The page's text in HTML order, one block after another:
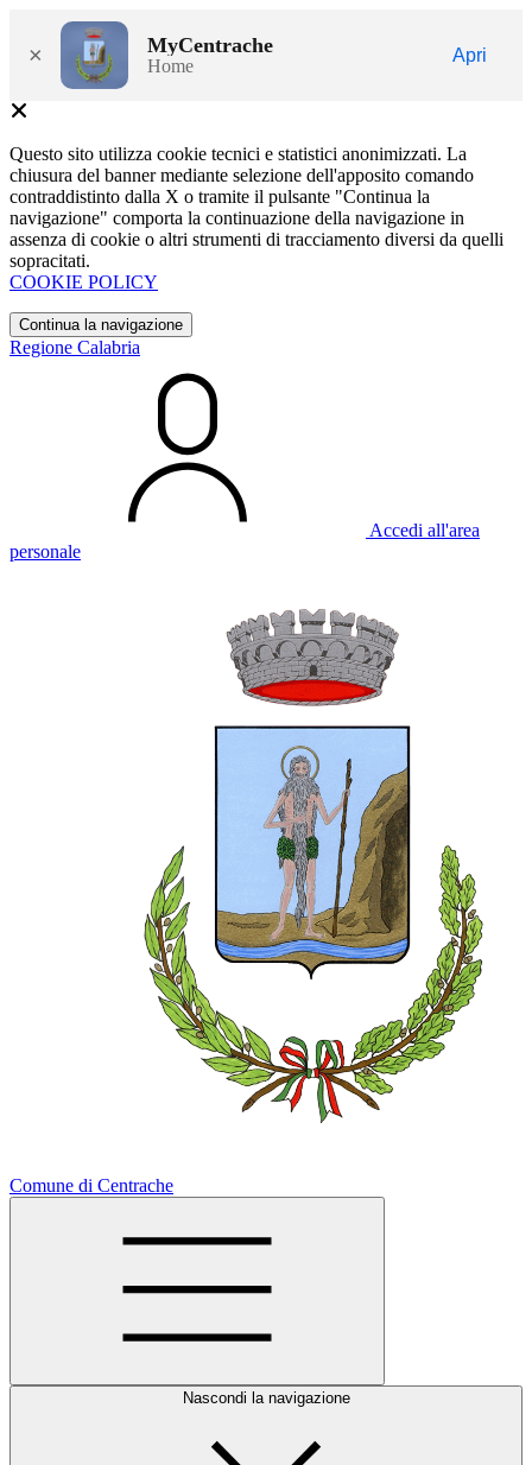
× MyCentrache
Home
Apri
Questo sito utilizza cookie tecnici e statistici anonimizzati. La
chiusura del banner mediante selezione dell'apposito comando
contraddistinto dalla X o tramite il pulsante "Continua la
navigazione" comporta la continuazione della navigazione in
assenza di cookie o altri strumenti di tracciamento diversi da quelli
sopracitati.
COOKIE POLICY
Continua la navigazione
Regione Calabria
Accedi all'area
personale
Comune di Centrache
Nascondi la navigazione